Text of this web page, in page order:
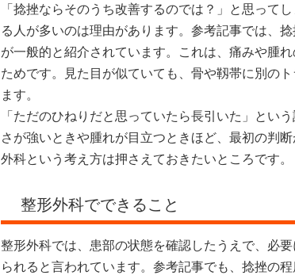
「捻挫ならそのうち改善するのでは？」と思って
る人が多いのは理由があります。参考記事では、
が一般的と紹介されています。これは、痛みや腫
ためです。見た目が似ていても、骨や靱帯に別の
ます。
「ただのひねりだと思っていたら長引いた」とい
さが強いときや腫れが目立つときほど、最初の判
外科という考え方は押さえておきたいところです。
整形外科でできること
整形外科では、患部の状態を確認したうえで、必
られると言われています。参考記事でも、捻挫の